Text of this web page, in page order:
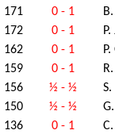
171 0 - 1
172 0 - 1
162 0 - 1
159 0 - 1
156 ½ - ½
S.
150 ½ - ½
136 0 - 1